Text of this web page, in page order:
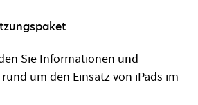
Sie Informationen und
um den Einsatz von iPads im